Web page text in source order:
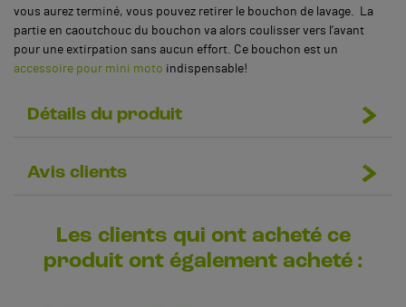
vous aurez terminé, vous pouvez retirer le bouchon de lavage. La
partie en caoutchouc du bouchon va alors coulisser vers l’avant
pour une extirpation sans aucun effort. Ce bouchon est un
accessoire pour mini moto indispensable!
Détails du produit
Avis clients
Les clients qui ont acheté ce
produit ont également acheté :